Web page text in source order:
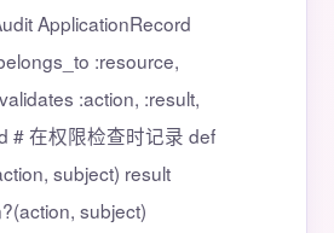
ApplicationRecord
:resource,
:action, :result,
# 在权限检查时记录 def
subject) result
subject)